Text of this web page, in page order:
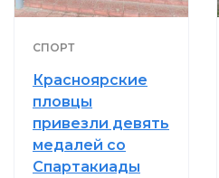
СПОРТ
Красноярские
пловцы
привезли девять
медалей со
Спартакиады